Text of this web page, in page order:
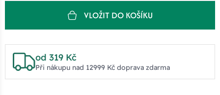
VLOŽIT DO KOŠÍKU
od 319 Kč
Při nákupu nad 12999 Kč doprava zdarma